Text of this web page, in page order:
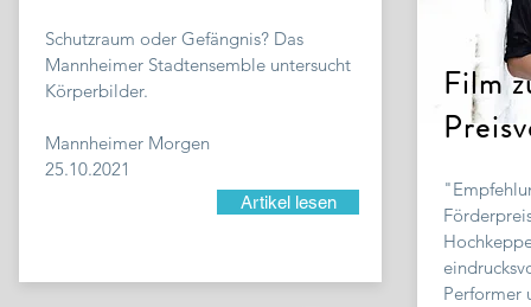
Schutzraum oder Gefängnis? Das
Mannheimer Stadtensemble untersucht
Körperbilder.
Mannheimer Morgen
25.10.2021
Artikel lesen
Film
Performer